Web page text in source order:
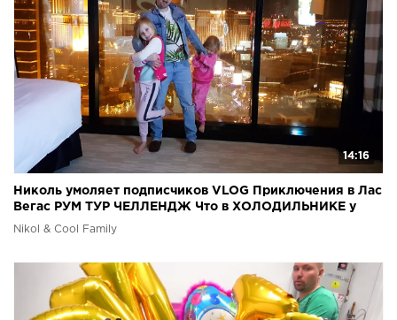
14:16
Николь умоляет подписчиков VLOG Приключения в Лас
Вегас РУМ ТУР ЧЕЛЛЕНДЖ Что в ХОЛОДИЛЬНИКЕ у
Николь
Nikol & Cool Family